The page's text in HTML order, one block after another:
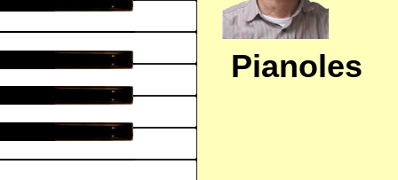
Pianoles